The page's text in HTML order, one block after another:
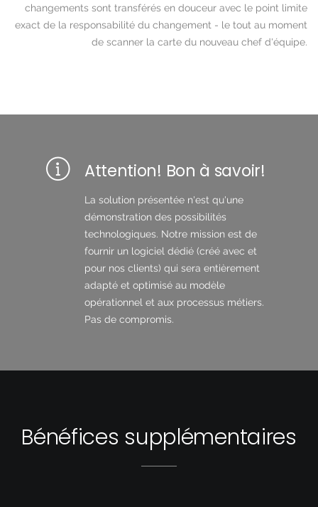
changements sont transférés en douceur avec le point limite
exact de la responsabilité du changement - le tout au moment
de scanner la carte du nouveau chef d'équipe.
Attention! Bon à savoir!
La solution présentée n'est qu'une
démonstration des possibilités
technologiques. Notre mission est de
fournir un logiciel dédié (créé avec et
pour nos clients) qui sera entièrement
adapté et optimisé au modèle
opérationnel et aux processus métiers.
Pas de compromis.
Bénéfices supplémentaires